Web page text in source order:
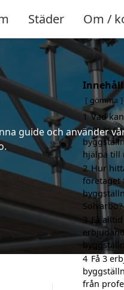
Städer Om /
guide och använder
gömma
1 Vad
som är
hjälpa till
2 Hur
företaget
Solvarbo?
3 Få
4 Få 3
från